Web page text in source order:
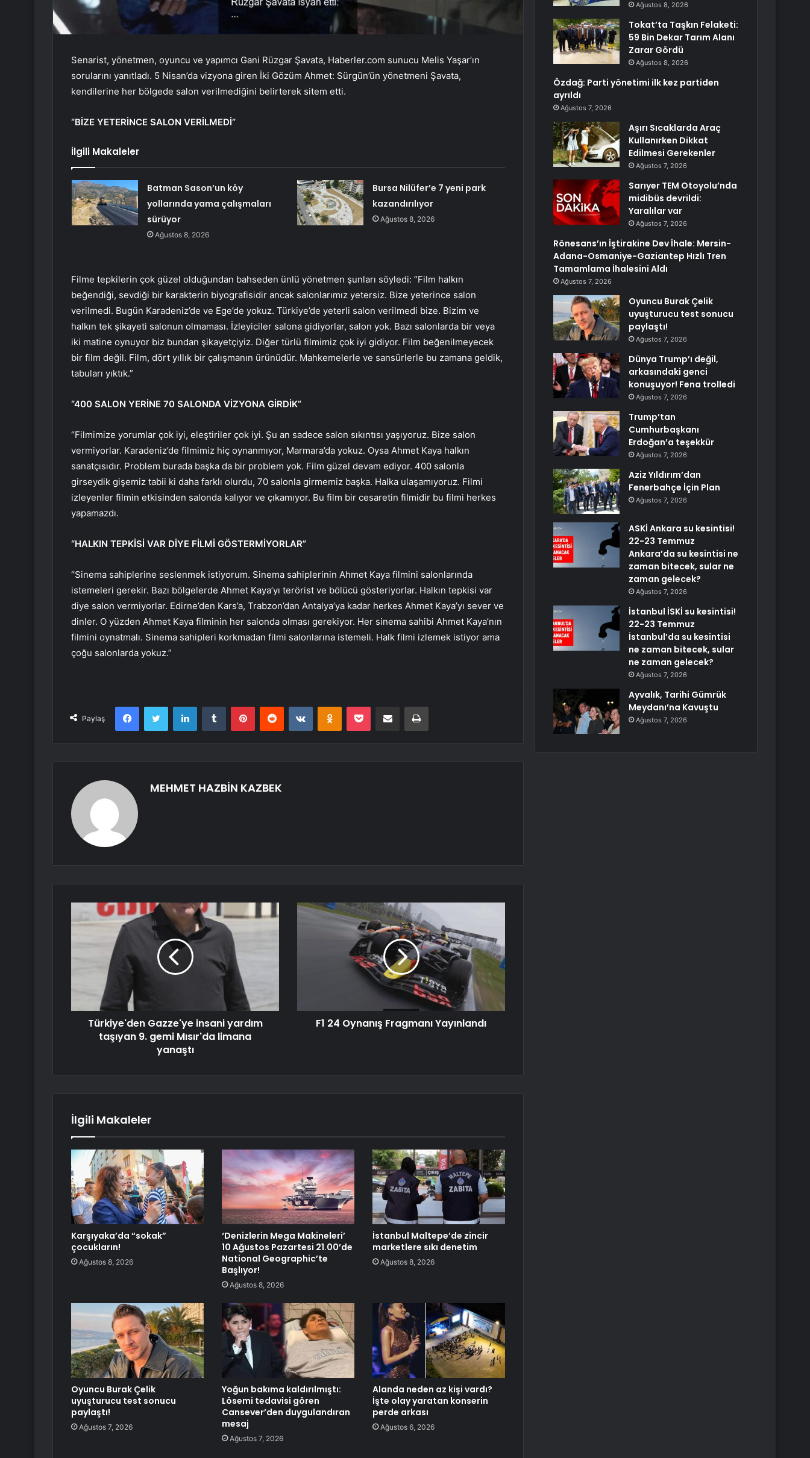
Senarist, yönetmen, oyuncu ve yapımcı Gani Rüzgar Şavata, Haberler.com sunucu Melis Yaşar’ın
sorularını yanıtladı. 5 Nisan’da vizyona giren İki Gözüm Ahmet: Sürgün’ün yönetmeni Şavata,
kendilerine her bölgede salon verilmediğini belirterek sitem etti.
“BİZE YETERİNCE SALON VERİLMEDİ”
İlgili Makaleler
Batman Sason’un köy
yollarında yama çalışmaları
sürüyor
Ağustos 8, 2026
Bursa Nilüfer’e 7 yeni park
kazandırılıyor
Ağustos 8, 2026
Filme tepkilerin çok güzel olduğundan bahseden ünlü yönetmen şunları söyledi: “Film halkın
beğendiği, sevdiği bir karakterin biyografisidir ancak salonlarımız yetersiz. Bize yeterince salon
verilmedi. Bugün Karadeniz’de ve Ege’de yokuz. Türkiye’de yeterli salon verilmedi bize. Bizim ve
halkın tek şikayeti salonun olmaması. İzleyiciler salona gidiyorlar, salon yok. Bazı salonlarda bir veya
iki matine oynuyor biz bundan şikayetçiyiz. Diğer türlü filmimiz çok iyi gidiyor. Film beğenilmeyecek
bir film değil. Film, dört yıllık bir çalışmanın ürünüdür. Mahkemelerle ve sansürlerle bu zamana geldik,
tabuları yıktık.”
“400 SALON YERİNE 70 SALONDA VİZYONA GİRDİK”
“Filmimize yorumlar çok iyi, eleştiriler çok iyi. Şu an sadece salon sıkıntısı yaşıyoruz. Bize salon
vermiyorlar. Karadeniz’de filmimiz hiç oynanmıyor, Marmara’da yokuz. Oysa Ahmet Kaya halkın
sanatçısıdır. Problem burada başka da bir problem yok. Film güzel devam ediyor. 400 salonla
girseydik gişemiz tabii ki daha farklı olurdu, 70 salonla girmemiz başka. Halka ulaşamıyoruz. Filmi
izleyenler filmin etkisinden salonda kalıyor ve çıkamıyor. Bu film bir cesaretin filmidir bu filmi herkes
yapamazdı.
“HALKIN TEPKİSİ VAR DİYE FİLMİ GÖSTERMİYORLAR”
“Sinema sahiplerine seslenmek istiyorum. Sinema sahiplerinin Ahmet Kaya filmini salonlarında
istemeleri gerekir. Bazı bölgelerde Ahmet Kaya’yı terörist ve bölücü gösteriyorlar. Halkın tepkisi var
diye salon vermiyorlar. Edirne’den Kars’a, Trabzon’dan Antalya’ya kadar herkes Ahmet Kaya’yı sever ve
dinler. O yüzden Ahmet Kaya filminin her salonda olması gerekiyor. Her sinema sahibi Ahmet Kaya’nın
filmini oynatmalı. Sinema sahipleri korkmadan filmi salonlarına istemeli. Halk filmi izlemek istiyor ama
çoğu salonlarda yokuz.”
Paylaş
FacebookTwitter LinkedInTumblr PinterestReddit VKontakteOdnoklassniki
Pocket E-Posta ile paylaş Yazdır
MEHMET HAZBİN KAZBEK
Türkiye'den Gazze'ye insani yardım
taşıyan 9. gemi Mısır'da limana
yanaştı
F1 24 Oynanış Fragmanı Yayınlandı
İlgili Makaleler
Karşıyaka’da “sokak”
çocukların!
Ağustos 8, 2026
‘Denizlerin Mega Makineleri’
10 Ağustos Pazartesi 21.00’de
National Geographic’te
Başlıyor!
Ağustos 8, 2026
İstanbul Maltepe’de zincir
marketlere sıkı denetim
Ağustos 8, 2026
Oyuncu Burak Çelik
uyuşturucu test sonucu
paylaştı!
Ağustos 7, 2026
Yoğun bakıma kaldırılmıştı:
Lösemi tedavisi gören
Cansever’den duygulandıran
mesaj
Ağustos 7, 2026
Alanda neden az kişi vardı?
İşte olay yaratan konserin
perde arkası
Ağustos 6, 2026
Ağustos 8, 2026
Tokat’ta Taşkın Felaketi:
59 Bin Dekar Tarım Alanı
Zarar Gördü
Ağustos 8, 2026
Özdağ: Parti yönetimi ilk kez partiden
ayrıldı
Ağustos 7, 2026
Aşırı Sıcaklarda Araç
Kullanırken Dikkat
Edilmesi Gerekenler
Ağustos 7, 2026
Sarıyer TEM Otoyolu’nda
midibüs devrildi:
Yaralılar var
Ağustos 7, 2026
Rönesans’ın İştirakine Dev İhale: Mersin-
Adana-Osmaniye-Gaziantep Hızlı Tren
Tamamlama İhalesini Aldı
Ağustos 7, 2026
Oyuncu Burak Çelik
uyuşturucu test sonucu
paylaştı!
Ağustos 7, 2026
Dünya Trump’ı değil,
arkasındaki genci
konuşuyor! Fena trolledi
Ağustos 7, 2026
Trump’tan
Cumhurbaşkanı
Erdoğan’a teşekkür
Ağustos 7, 2026
Aziz Yıldırım’dan
Fenerbahçe İçin Plan
Ağustos 7, 2026
ASKİ Ankara su kesintisi!
22-23 Temmuz
Ankara’da su kesintisi ne
zaman bitecek, sular ne
zaman gelecek?
Ağustos 7, 2026
İstanbul İSKİ su kesintisi!
22-23 Temmuz
İstanbul’da su kesintisi
ne zaman bitecek, sular
ne zaman gelecek?
Ağustos 7, 2026
Ayvalık, Tarihi Gümrük
Meydanı’na Kavuştu
Ağustos 7, 2026